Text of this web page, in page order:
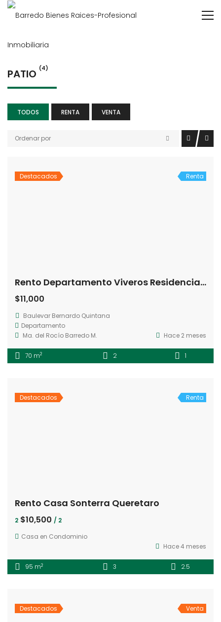
PATIO (4)
TODOS RENTA VENTA
Ordenar por
Destacados Renta
Rento Departamento Viveros Residencial Querétaro
$11,000
Baulevar Bernardo Quintana
Departamento
Ma. del Rocío Barredo M.
Hace 2 meses
70 m2 2 1
Destacados Renta
Rento Casa Sonterra Queretaro
2 $10,500 / 2
Casa en Condominio
Hace 4 meses
95 m2 3 2.5
Destacados Venta